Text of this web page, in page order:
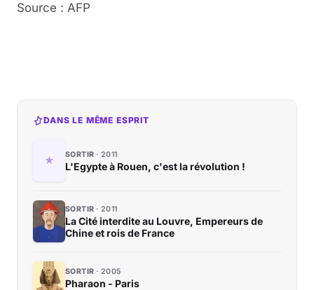
Source : AFP
DANS LE MÊME ESPRIT
SORTIR 2011
L'Egypte à Rouen, c'est la révolution !
SORTIR 2011
La Cité interdite au Louvre, Empereurs de
Chine et rois de France
SORTIR 2005
Pharaon - Paris